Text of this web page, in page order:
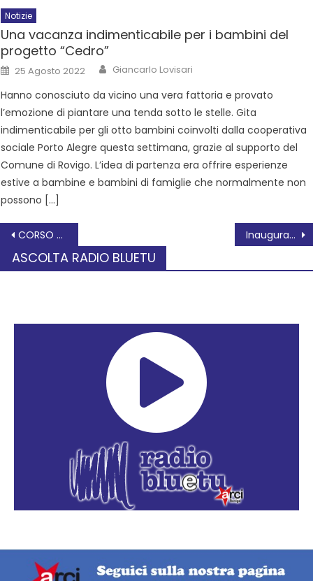
Notizie
Una vacanza indimenticabile per i bambini del
progetto “Cedro”
25 Agosto 2022 Giancarlo Lovisari
Hanno conosciuto da vicino una vera fattoria e provato
l’emozione di piantare una tenda sotto le stelle. Gita
indimenticabile per gli otto bambini coinvolti dalla cooperativa
sociale Porto Alegre questa settimana, grazie al supporto del
Comune di Rovigo. L’idea di partenza era offrire esperienze
estive a bambine e bambini di famiglie che normalmente non
possono […]
CORSO DI EDUCAZIONE ALIMENTARE Inaugurato l’Ufficio di informazioni e accoglienza turistica
ASCOLTA RADIO BLUETU